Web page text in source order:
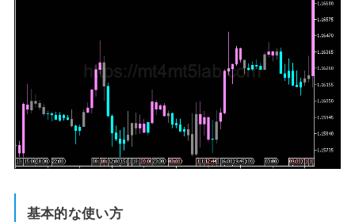
基本的な使い方